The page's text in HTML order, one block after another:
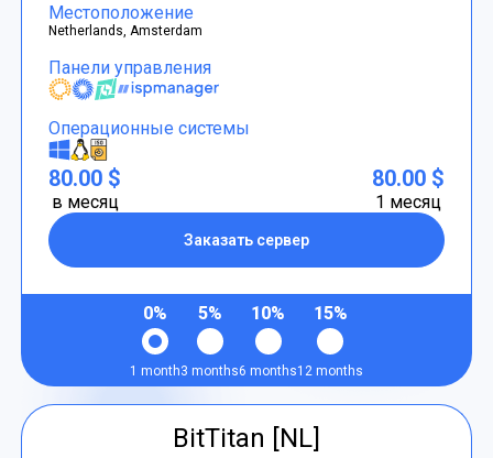
Местоположение
Netherlands, Amsterdam
Панели управления
Операционные системы
80.00 $
в месяц
Заказать сервер
80.00 $
1 месяц
0%
1 month
5%
3 months
10%
6 months
15%
12 months
BitTitan [NL]